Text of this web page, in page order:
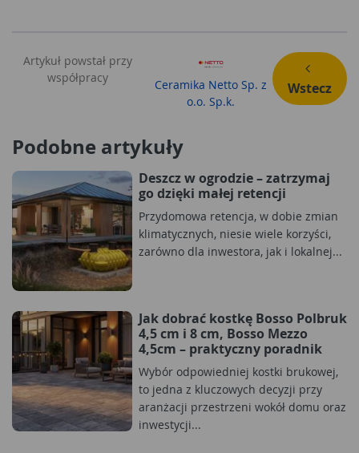
Artykuł powstał przy
współpracy
Ceramika Netto Sp. z
o.o. Sp.k.
Wstecz
Podobne artykuły
Deszcz w ogrodzie – zatrzymaj
go dzięki małej retencji
Przydomowa retencja, w dobie zmian
klimatycznych, niesie wiele korzyści,
zarówno dla inwestora, jak i lokalnej...
Jak dobrać kostkę Bosso Polbruk
4,5 cm i 8 cm, Bosso Mezzo
4,5cm – praktyczny poradnik
Wybór odpowiedniej kostki brukowej,
to jedna z kluczowych decyzji przy
aranżacji przestrzeni wokół domu oraz
inwestycji...